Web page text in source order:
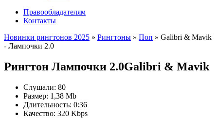
Правообладателям
Контакты
Новинки рингтонов 2025 » Рингтоны » Поп » Galibri & Mavik
- Лампочки 2.0
Рингтон Лампочки 2.0Galibri & Mavik
Слушали: 80
Размер: 1,38 Mb
Длительность: 0:36
Качество: 320 Kbps